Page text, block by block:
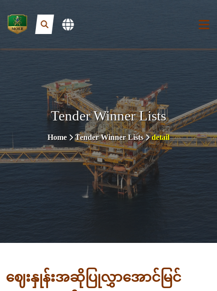
Tender Winner Lists
Home Tender Winner Lists detail
ဈေးနှုန်းအဆိုပြုလွှာအောင်မြင်